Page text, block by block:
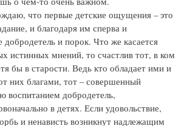
что первые детские ощущения – это
и благодаря им сперва и
и порок. Что же касается
истинных мнений, то счастлив тот, в ком
бы в старости. Ведь кто обладает ими и
них благами, тот – совершенный
воспитанием добродетель,
в детях. Если удовольствие,
и ненависть возникнут надлежащим